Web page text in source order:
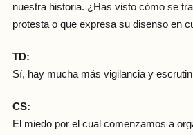
nuestra historia. ¿Has visto cómo se
protesta o que expresa su disenso en
TD:
Sí, hay mucha más vigilancia y
CS:
El miedo por el cual comenzamos a